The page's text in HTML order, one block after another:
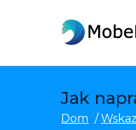
Jak
Dom